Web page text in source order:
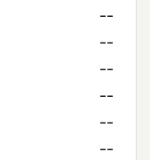
--
--
--
--
--
--